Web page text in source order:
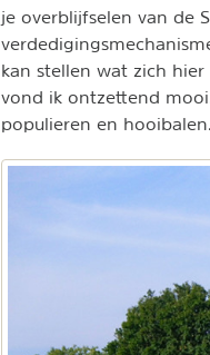
je overblijfselen van de
kan stellen wat zich
vond ik ontzettend
populieren en